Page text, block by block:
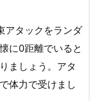
アタックをランダ
に0距離でいると
ましょう。アタ
体力で受けまし